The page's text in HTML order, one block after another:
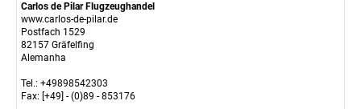
Carlos de Pilar Flugzeughandel
www.carlos-de-pilar.de
Postfach 1529
82157 Gräfelfing
Alemanha
Tel.: +49898542303
Fax: [+49] - (0)89 - 853176